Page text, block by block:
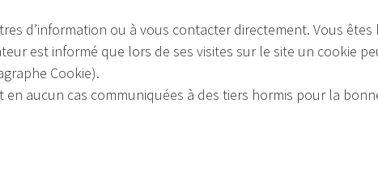
d’information ou à vous contacter directement. Vous
est informé que lors de ses visites sur le site un cookie
Cookie).
aucun cas communiquées à des tiers hormis pour la